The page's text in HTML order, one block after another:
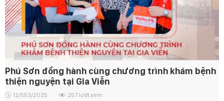
Phú Sơn đồng hành cùng chương trình khám bệnh
thiện nguyện tại Gia Viễn
12/553/2025 257 lượt xem